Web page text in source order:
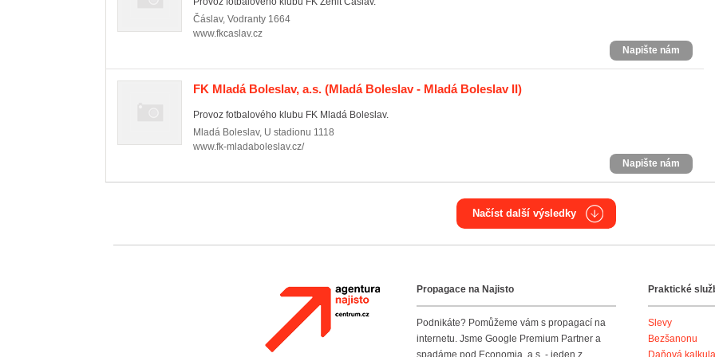
Čáslav, Vodranty 1664
www.fkcaslav.cz
Napište nám
FK Mladá Boleslav, a.s. (Mladá Boleslav - Mladá Boleslav II)
Provoz fotbalového klubu FK Mladá Boleslav.
Mladá Boleslav, U stadionu 1118
www.fk-mladaboleslav.cz/
Napište nám
Načíst další výsledky
Agentura NajistoPropagace na Najisto
Podnikáte? Pomůžeme vám s propagací na
internetu. Jsme Google Premium Partner a
spadáme pod Economia, a.s. - jeden z
Praktické
Slevy
Bezšanonu
Daňová